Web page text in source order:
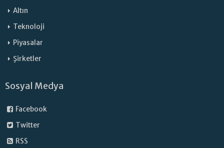
Altın
Teknoloji
Piyasalar
Şirketler
Sosyal Medya
Facebook
Twitter
RSS